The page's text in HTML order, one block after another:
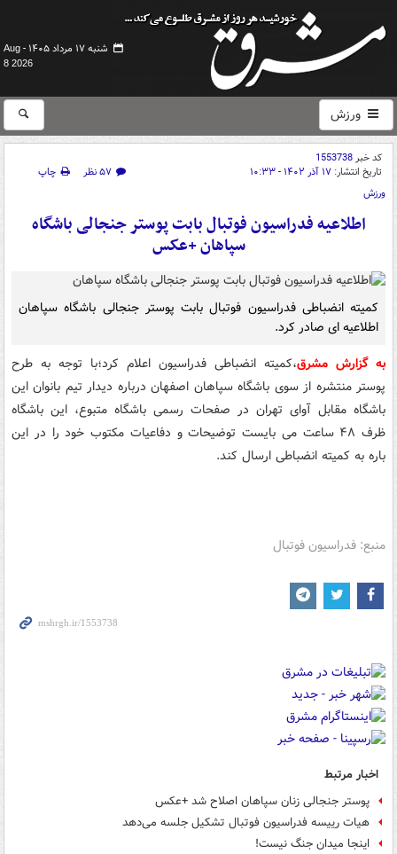
شنبه ۱۷ مرداد ۱۴۰۵ -
Aug
8 2026
ورزش
کد خبر1553738
تاریخ انتشار: ۱۷ آذر ۱۴۰۲ - ۱۰:۳۳ ۵۷ نظر
چاپ
ورزش
اطلاعیه فدراسیون فوتبال بابت پوستر جنجالی باشگاه
سپاهان +عکس
کمیته انضباطی فدراسیون فوتبال بابت پوستر جنجالی باشگاه سپاهان
اطلاعیه ای صادر کرد.
به گزارش مشرق،کمیته انضباطی فدراسیون اعلام کرد؛با توجه به طرح
پوستر منتشره از سوی باشگاه سپاهان اصفهان درباره دیدار تیم بانوان این
باشگاه مقابل آوای تهران در صفحات رسمی باشگاه متبوع، این باشگاه
ظرف ۴۸ ساعت می بایست توضیحات و دفاعیات مکتوب خود را در این
باره به کمیته انضباطی ارسال کند.
منبع: فدراسیون فوتبال
اخبار مرتبط
پوستر جنجالی زنان سپاهان اصلاح شد +عکس
هیات رییسه فدراسیون فوتبال تشکیل جلسه می‌دهد
اینجا میدان جنگ نیست!